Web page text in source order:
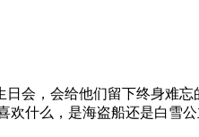
会，会给他们留下终身难
欢什么，是海盗船还是白雪公